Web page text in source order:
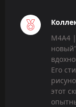
M4A4
Его
этот